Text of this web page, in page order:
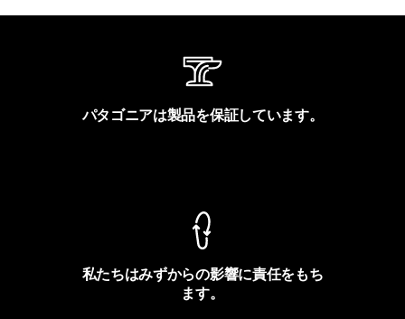
パタゴニアは製品を保証しています。
私たちはみずからの影響に責任をもち
ます。